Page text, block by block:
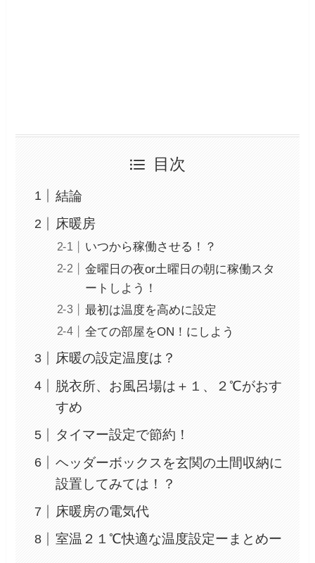
目次
結論
床暖房
いつから稼働させる！？
金曜日の夜or土曜日の朝に稼働スタ
ートしよう！
最初は温度を高めに設定
全ての部屋をON！にしよう
床暖の設定温度は？
脱衣所、お風呂場は＋１、２℃がおす
すめ
タイマー設定で節約！
ヘッダーボックスを玄関の土間収納に
設置してみては！？
床暖房の電気代
室温２１℃快適な温度設定ーまとめー